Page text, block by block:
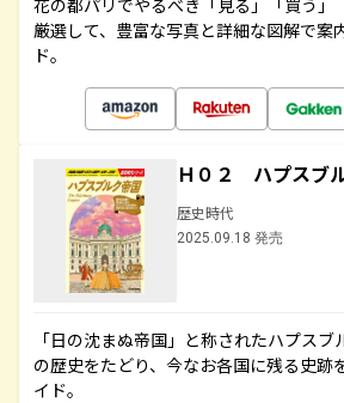
花の都パリでやるべき「見る」「買う」
厳選して、豊富な写真と詳細な図解で案
ド。
Ｈ０２ ハプスブ
歴史時代
2025.09.18 発売
「日の沈まぬ帝国」と称されたハプス
の歴史をたどり、今なお各国に残る史跡
イド。